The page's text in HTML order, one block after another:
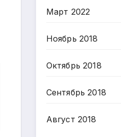
Март 2022
Ноябрь 2018
Октябрь 2018
Сентябрь 2018
Август 2018